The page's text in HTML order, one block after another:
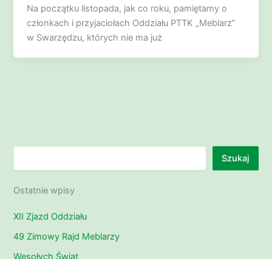
Na początku listopada, jak co roku, pamiętamy o
członkach i przyjaciołach Oddziału PTTK „Meblarz”
w Swarzędzu, których nie ma już
Szukaj
Ostatnie wpisy
XII Zjazd Oddziału
49 Zimowy Rajd Meblarzy
Wesołych Świąt